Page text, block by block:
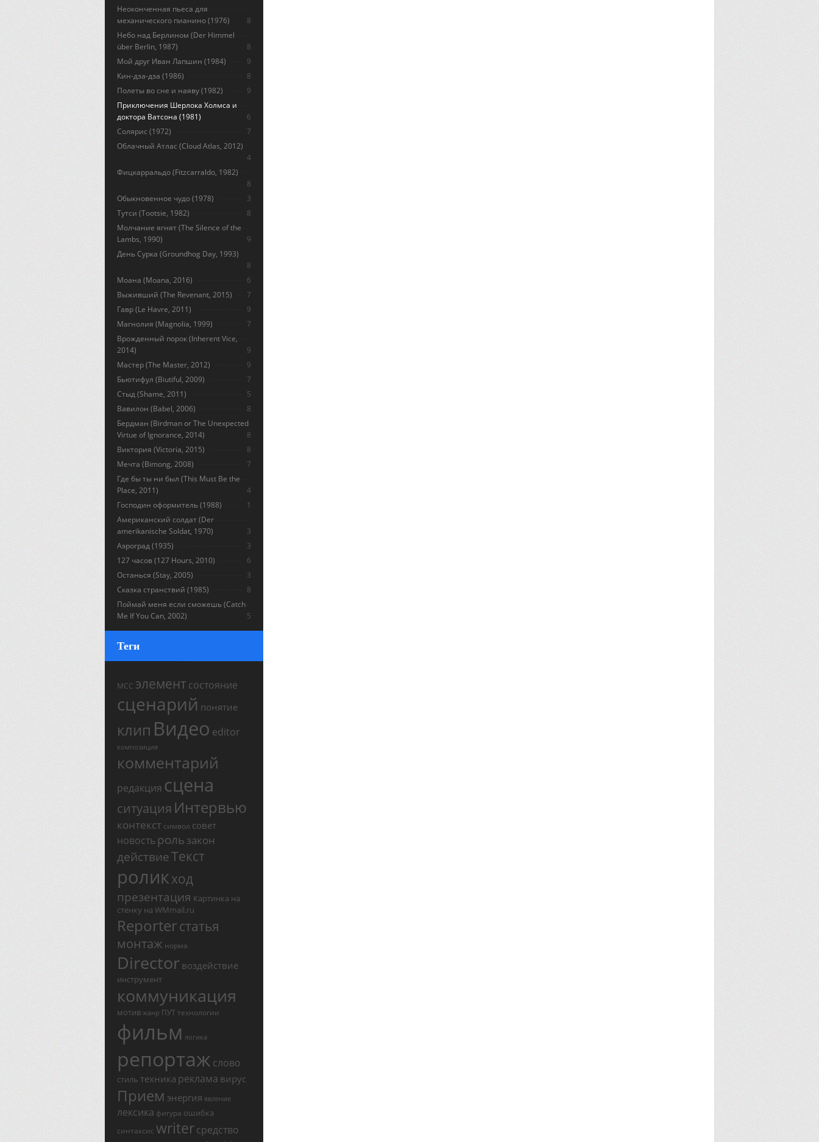
Неоконченная пьеса для
механического пианино (1976)
8
Небо над Берлином (Der Himmel
über Berlin, 1987)
8
Мой друг Иван Лапшин (1984)
9
Кин-дза-дза (1986)
8
Полеты во сне и наяву (1982)
9
Приключения Шерлока Холмса и
доктора Ватсона (1981)
6
Солярис (1972)
7
Облачный Атлас (Cloud Atlas, 2012)
4
Фицкарральдо (Fitzcarraldo, 1982)
8
Обыкновенное чудо (1978)
3
Тутси (Tootsie, 1982)
8
Молчание ягнят (The Silence of the
Lambs, 1990)
9
День Сурка (Groundhog Day, 1993)
8
Моана (Moana, 2016)
6
Выживший (The Revenant, 2015)
7
Гавр (Le Havre, 2011)
9
Магнолия (Magnolia, 1999)
7
Врожденный порок (Inherent Vice,
2014)
9
Мастер (The Master, 2012)
9
Бьютифул (Biutiful, 2009)
7
Стыд (Shame, 2011)
5
Вавилон (Babel, 2006)
8
Бердман (Birdman or The Unexpected
Virtue of Ignorance, 2014)
8
Виктория (Victoria, 2015)
8
Мечта (Bimong, 2008)
7
Где бы ты ни был (This Must Be the
Place, 2011)
4
Господин оформитель (1988)
1
Американский солдат (Der
amerikanische Soldat, 1970)
3
Аэроград (1935)
3
127 часов (127 Hours, 2010)
6
Останься (Stay, 2005)
3
Сказка странствий (1985)
8
Поймай меня если сможешь (Catch
Me If You Can, 2002)
5
Теги
МСС элемент состояние
сценарий понятие
клип Видео editor
композиция
комментарий
редакция сцена
ситуация Интервью
контекст символ совет
новость роль закон
действиеТекст
роликход
презентация Картинка на
стенку на WMmail.ru
Reporterстатья
монтаж норма
Director воздействие
инструмент
коммуникация
мотив жанр ПУТ технологии
фильм логика
репортаж слово
стиль техника реклама вирус
Прием энергия явление
лексика фигура ошибка
синтаксис writerсредство